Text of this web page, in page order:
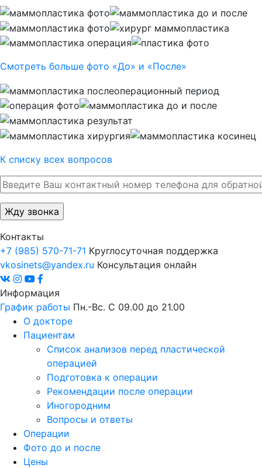
Смотреть больше фото «До» и «После»
К списку всех вопросов
Контакты
+7 (985) 570-71-71 Круглосуточная поддержка
vkosinets@yandex.ru Консультация онлайн
Информация
График работы Пн.-Вс. С 09.00 до 21.00
О докторе
Пациентам
Список анализов перед пластической
операцией
Подготовка к операции
Рекомендации после операции
Иногородним
Вопросы и ответы
Операции
Фото до и после
Цены